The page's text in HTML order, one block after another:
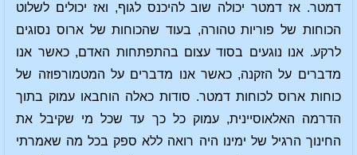
דמטר. אז דמטר יכולה שוב להיכנס לגוף, ואז יכולים לשלוט
הכוחות של פוריות טהורה, בעוד שהכוחות של ארוס נסוגים
לרקע. אנו נוגעים בסוד עצום בהתפתחות האדם, כאשר אנו
מדברים על הזקנה, כאשר אנו מדברים על המטמורפוזה של
כוחות ארוס לכוחות דמטר. סודות כאלה הוחבאו עמוק בתוך
הדרמה האלאוסיינית, עמוק כל כך עד שכל מי שקיבל את
החינוך הרגיל של ימינו היה רואה ללא ספק בכל מה שאמרתי